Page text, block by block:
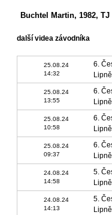
Buchtel Martin, 1982,
další videa závodníka
25.08.24
14:32
6.
25.08.24
13:55
6.
25.08.24
10:58
6.
25.08.24
09:37
6.
24.08.24
14:58
5.
24.08.24
14:13
5.